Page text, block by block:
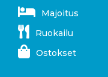
Majoitus
Ruokailu
Ostokset